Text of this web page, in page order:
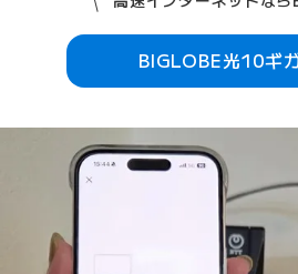
BIGLOBE光10ギ